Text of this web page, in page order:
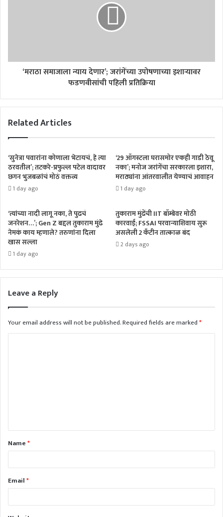
‘मराठा समाजाला न्याय देणार’; जरांगेंच्या उपोषणाच्या इशाऱ्यावर
फडणवीसांची पहिली प्रतिक्रिया
Related Articles
‘सुनेत्रा पवारांना कोणाला भेटायचं, हे त्या
ठरवतील’; तटकरे-प्रफुल्ल पटेल वादावर
छगन भुजबळांचं मोठं वक्तव्य
1 day ago
‘29 ऑगस्टला घरासमोर एकही गाडी ठेवू
नका’; मनोज जरांगेंचा सरकारला इशारा,
मराठ्यांना आंतरवालीत येण्याचं आवाहन
1 day ago
‘त्यांच्या नादी लागू नका, ते पुढचं
जनरेशन…’; Gen Z बद्दल तुकाराम मुंढे
नेमकं काय म्हणाले? तरुणांना दिला
खास सल्ला
1 day ago
तुकाराम मुंढेंची IIT बॉम्बेवर मोठी
कारवाई; FSSAI परवान्याशिवाय सुरू
असलेली 2 कँटीन तात्काळ बंद
2 days ago
Leave a Reply
Your email address will not be published.Required fields are marked*
Name*
Email*